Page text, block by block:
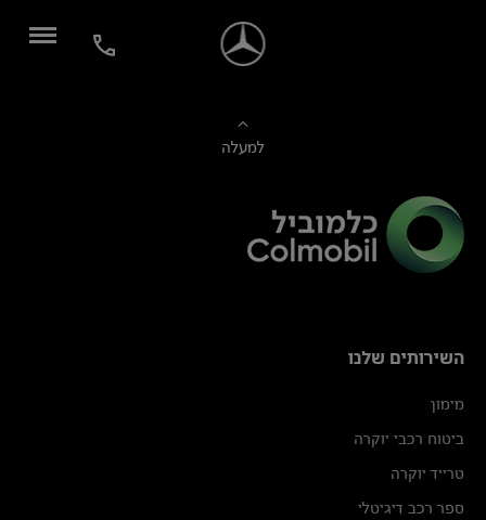
למעלה
השירותים שלנו
מימון
ביטוח רכבי יוקרה
טרייד יוקרה
ספר רכב דיגיטלי